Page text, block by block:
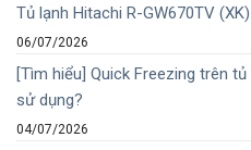
Tủ lạnh Hitachi R-GW670TV
06/07/2026
[Tìm hiểu] Quick Freezing trên
sử dụng?
04/07/2026